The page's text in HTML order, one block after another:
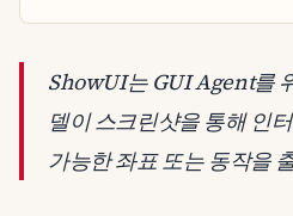
ShowUI는 GUI Agent를
델이 스크린샷을 통해 인
가능한 좌표 또는 동작을